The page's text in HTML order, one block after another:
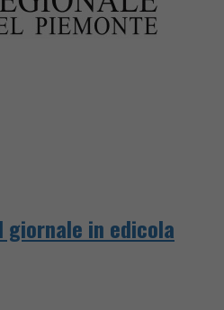
giornale in edicola